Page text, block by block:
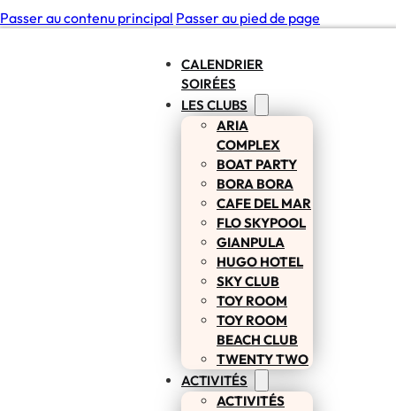
Passer au contenu principal Passer au pied de page
CALENDRIER
SOIRÉES
LES CLUBS
ARIA
COMPLEX
BOAT PARTY
BORA BORA
CAFE DEL MAR
FLO SKYPOOL
GIANPULA
HUGO HOTEL
SKY CLUB
TOY ROOM
TOY ROOM
BEACH CLUB
TWENTY TWO
ACTIVITÉS
ACTIVITÉS